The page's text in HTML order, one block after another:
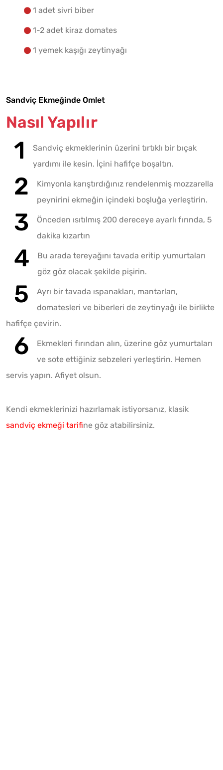
1 adet sivri biber
1-2 adet kiraz domates
1 yemek kaşığı zeytinyağı
Sandviç Ekmeğinde Omlet
Nasıl Yapılır
Sandviç ekmeklerinin üzerini tırtıklı bir bıçak
yardımı ile kesin. İçini hafifçe boşaltın.
Kimyonla karıştırdığınız rendelenmiş mozzarella
peynirini ekmeğin içindeki boşluğa yerleştirin.
Önceden ısıtılmış 200 dereceye ayarlı fırında, 5
dakika kızartın
Bu arada tereyağını tavada eritip yumurtaları
göz göz olacak şekilde pişirin.
Ayrı bir tavada ıspanakları, mantarları,
domatesleri ve biberleri de zeytinyağı ile birlikte
hafifçe çevirin.
Ekmekleri fırından alın, üzerine göz yumurtaları
ve sote ettiğiniz sebzeleri yerleştirin. Hemen
servis yapın. Afiyet olsun.
Kendi ekmeklerinizi hazırlamak istiyorsanız, klasik
sandviç ekmeği tarifine göz atabilirsiniz.